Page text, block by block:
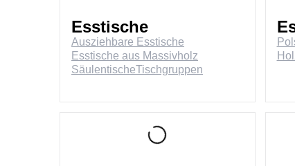
Esstische
Ausziehbare Esstische
Esstische aus Massivholz
SäulentischeTischgruppen